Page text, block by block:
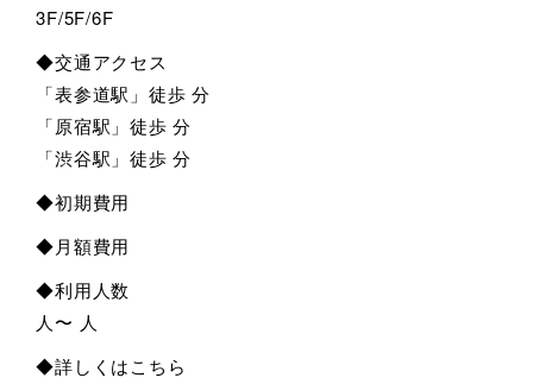
3F/5F/6F
◆交通アクセス
「表参道駅」徒歩 分
「原宿駅」徒歩 分
「渋谷駅」徒歩 分
◆初期費用
◆月額費用
◆利用人数
人〜 人
◆詳しくはこちら